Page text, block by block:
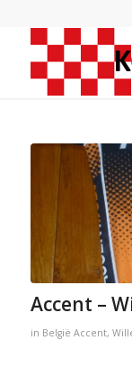
Accent –
in België Accent,